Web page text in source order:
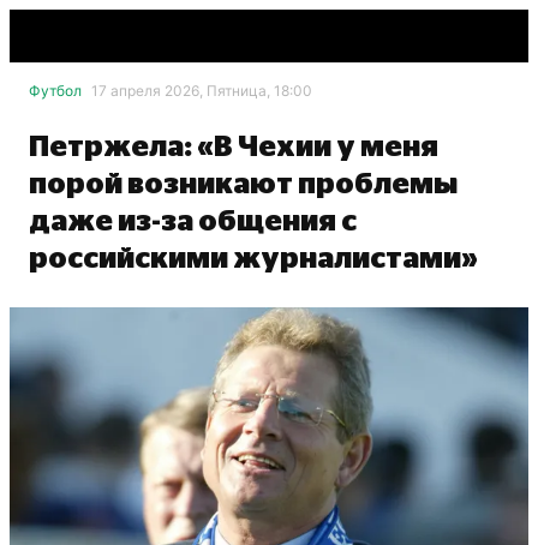
Футбол 17 апреля 2026, Пятница, 18:00
Петржела: «В Чехии у меня
порой возникают проблемы
даже из-за общения с
российскими журналистами»